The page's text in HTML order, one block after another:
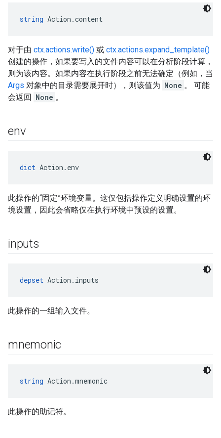
string Action.content
对于由 ctx.actions.write() 或 ctx.actions.expand_template()
创建的操作，如果要写入的文件内容可以在分析阶段计算，
则为该内容。如果内容在执行阶段之前无法确定（例如，当
Args 对象中的目录需要展开时），则该值为 None 。 可能
会返回 None 。
env
dict Action.env
此操作的“固定”环境变量。这仅包括操作定义明确设置的环
境设置，因此会省略仅在执行环境中预设的设置。
inputs
depset Action.inputs
此操作的一组输入文件。
mnemonic
string Action.mnemonic
此操作的助记符。